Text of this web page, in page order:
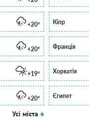
+20°
+20°
+19°
+20°
Усі міста
Кіпр
Франція
Хорватія
Єгипет